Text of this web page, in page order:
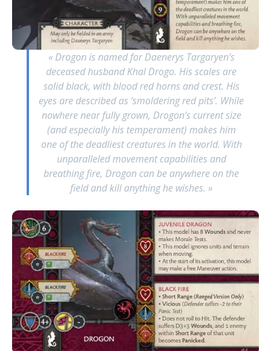
« Drogon is named for Daenerys Targaryen’s
deceased husband Khal Drogo. His scales are
solid black, with blood red horns and crest. His
eyes are described as ‘smoldering red pits’. While
nowhere near fully grown, Drogon’s current size
(and especially his temperament) makes him
one of the deadliest creatures in the world. With
unparalleled movement capabilities and
breathing fire, Drogon can be anywhere on the
field and kill anything he wishes. »